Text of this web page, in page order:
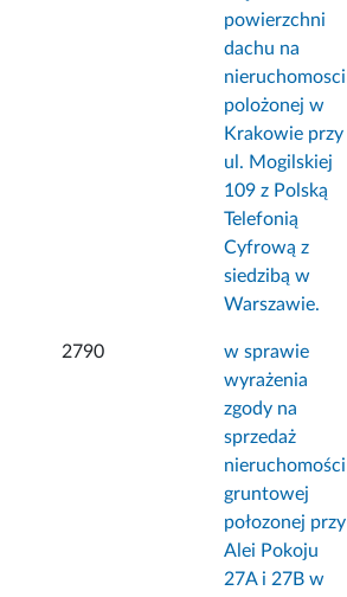
powierzchni
dachu na
nieruchomosci
polożonej w
Krakowie przy
ul. Mogilskiej
109 z Polską
Telefonią
Cyfrową z
siedzibą w
Warszawie.
2790
w sprawie
wyrażenia
zgody na
sprzedaż
nieruchomości
gruntowej
połozonej przy
Alei Pokoju
27A i 27B w